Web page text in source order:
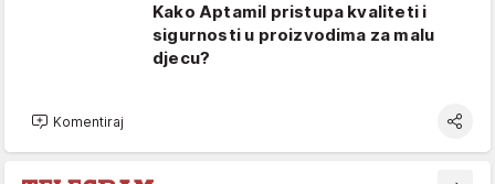
Kako Aptamil pristupa kvaliteti i
sigurnosti u proizvodima za malu
djecu?
Komentiraj